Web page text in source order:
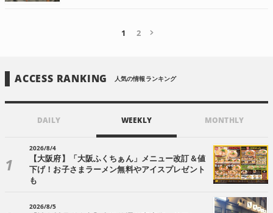
1 2
ACCESS RANKING 人気の情報ランキング
DAILY WEEKLY MONTHLY
2026/8/4
【大阪府】「大阪ふくちぁん」メニュー改訂＆値
下げ！お子さまラーメン無料やアイスプレゼント
も
2026/8/5